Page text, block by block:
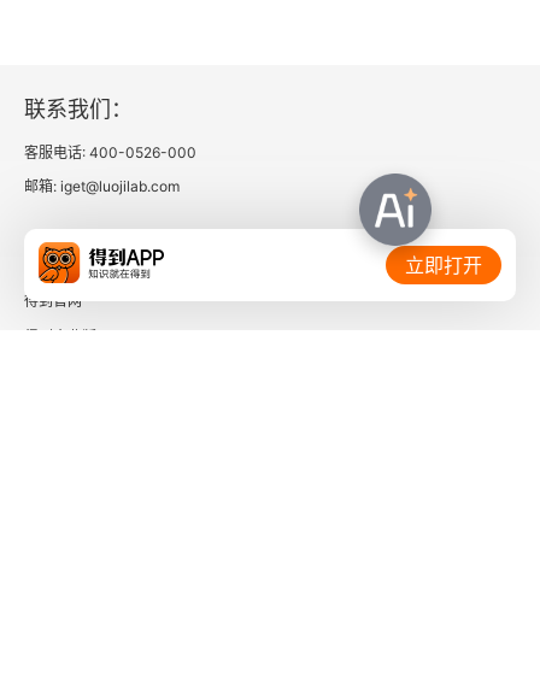
与石共舞
西门町印象
重逢仙客来
联系我们：
客服电话: 400-0526-000
邮箱: iget@luojilab.com
相关链接：
得到官网
立即打开